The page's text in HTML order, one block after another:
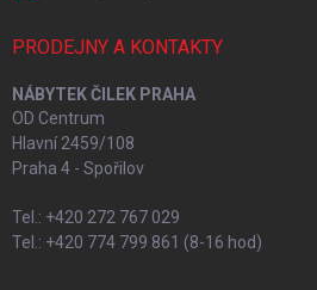
PRODEJNY A KONTAKTY
NÁBYTEK ČILEK PRAHA
OD Centrum
Hlavní 2459/108
Praha 4 - Spořilov
Tel.: +420 272 767 029
Tel.: +420 774 799 861 (8-16 hod)